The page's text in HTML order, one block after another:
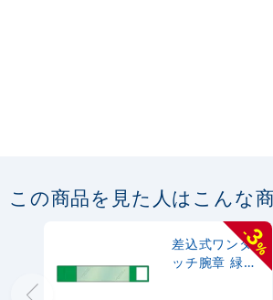
この商品を見た人はこんな
-
3
%
差込式ワンタ
ッチ腕章 緑